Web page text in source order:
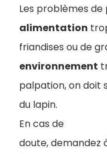
Les problèmes
alimentation
friandises ou de
environnement
palpation, on doit
du lapin.
En cas de
doute, demandez